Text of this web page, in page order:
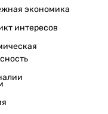
экономика
интересов